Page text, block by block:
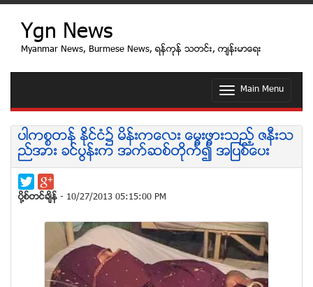
Ygn News
Myanmar News, Burmese News, ရန္ကုန္ သတင္း, က်န္းမာေရး
T
g
l
e
n
a
t
i
o
n
Main Menu
ပါကစၥတန္ ႏုိင္ငံ၌ မိန္းကေလး ေမြးဖြားသည့္ ဇနီးသ
ည္အား ခင္ပြန္းက အက္ဆစ္တုိက္၍ အျပစ္ေပး
ပုိ႔စ္တင္ခ်ိန္ - 10/27/2013 05:15:00 PM